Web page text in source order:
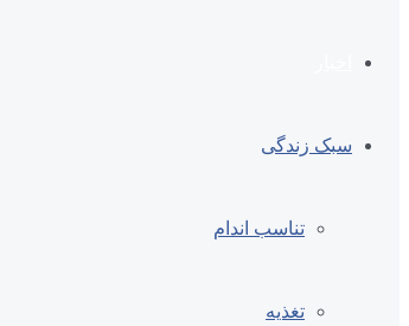
سبک زندگی
تناسب اندام
تغذیه